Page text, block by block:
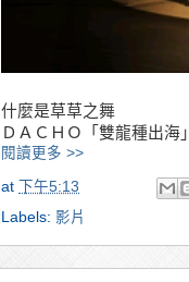
什麼是草草之舞
ＤＡＣＨＯ「雙龍種出海」
閱讀更多 >>
at
下午5:13
Labels: 影片